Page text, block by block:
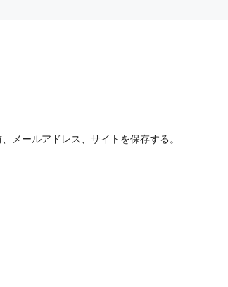
メールアドレス、サイトを保存する。